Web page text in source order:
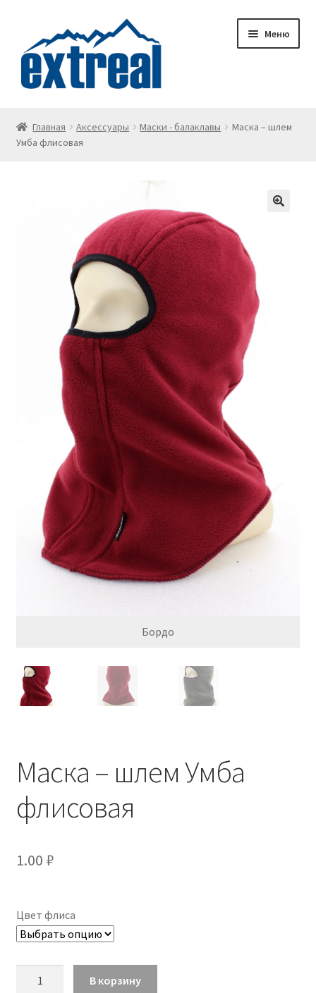
навигации
содержимому
Меню
Wishlist
О компании
Обратная связь
Оформить заказ
Правила и условия
Главная Аксессуары Маски - балаклавы
Маска – шлем
Умба флисовая
Маска – шлем Умба
флисовая
1.00 ₽
Цвет флиса
В корзину